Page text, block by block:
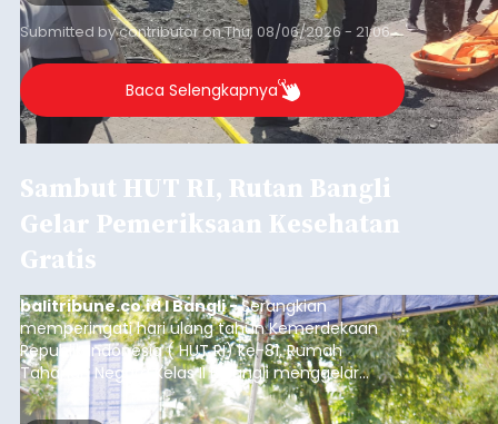
Submitted bycontributoronThu, 08/06/2026 - 21:06
Baca Selengkapnya
Sambut HUT RI, Rutan Bangli
Gelar Pemeriksaan Kesehatan
Gratis
balitribune.co.id I Bangli -Serangkian
memperingati hari ulang tahun Kemerdekaan
Republik Indonesia ( HUT RI) ke-81, Rumah
Tahanan Negara Kelas II B Bangli menggelar
kegiatan pemeriksaan kesehatan gratis, Rabu
(6/8/2026).